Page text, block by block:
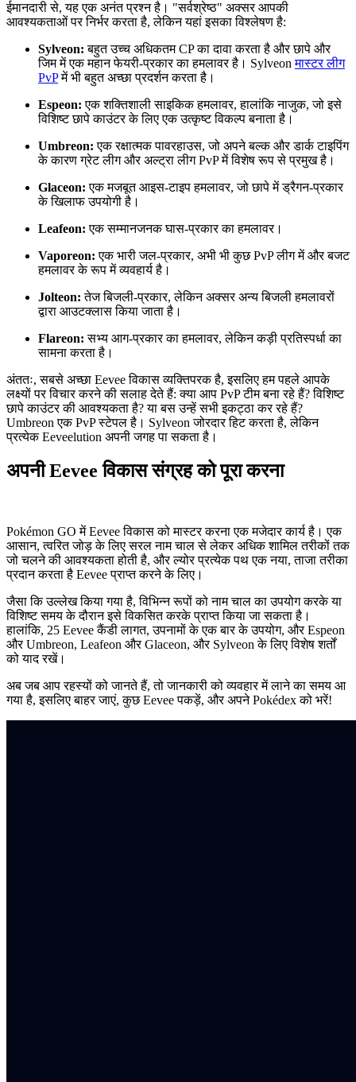
ईमानदारी से, यह एक अनंत प्रश्न है। "सर्वश्रेष्ठ" अक्सर आपकी
आवश्यकताओं पर निर्भर करता है, लेकिन यहां इसका विश्लेषण है:
Sylveon: बहुत उच्च अधिकतम CP का दावा करता है और छापे और
जिम में एक महान फेयरी-प्रकार का हमलावर है। Sylveonमास्टर लीग
PvPमें भी बहुत अच्छा प्रदर्शन करता है।
Espeon: एक शक्तिशाली साइकिक हमलावर, हालांकि नाजुक, जो इसे
विशिष्ट छापे काउंटर के लिए एक उत्कृष्ट विकल्प बनाता है।
Umbreon: एक रक्षात्मक पावरहाउस, जो अपने बल्क और डार्क टाइपिंग
के कारण ग्रेट लीग और अल्ट्रा लीग PvP में विशेष रूप से प्रमुख है।
Glaceon: एक मजबूत आइस-टाइप हमलावर, जो छापे में ड्रैगन-प्रकार
के खिलाफ उपयोगी है।
Leafeon: एक सम्मानजनक घास-प्रकार का हमलावर।
Vaporeon: एक भारी जल-प्रकार, अभी भी कुछ PvP लीग में और बजट
हमलावर के रूप में व्यवहार्य है।
Jolteon: तेज बिजली-प्रकार, लेकिन अक्सर अन्य बिजली हमलावरों
द्वारा आउटक्लास किया जाता है।
Flareon: सभ्य आग-प्रकार का हमलावर, लेकिन कड़ी प्रतिस्पर्धा का
सामना करता है।
अंततः, सबसे अच्छा Eevee विकास व्यक्तिपरक है, इसलिए हम पहले आपके
लक्ष्यों पर विचार करने की सलाह देते हैं: क्या आप PvP टीम बना रहे हैं? विशिष्ट
छापे काउंटर की आवश्यकता है? या बस उन्हें सभी इकट्ठा कर रहे हैं?
Umbreon एक PvP स्टेपल है। Sylveon जोरदार हिट करता है, लेकिन
प्रत्येक Eeveelution अपनी जगह पा सकता है।
अपनी Eevee विकास संग्रह को पूरा करना
Pokémon GO में Eevee विकास को मास्टर करना एक मजेदार कार्य है। एक
आसान, त्वरित जोड़ के लिए सरल नाम चाल से लेकर अधिक शामिल तरीकों तक
जो चलने की आवश्यकता होती है, और ल्योर प्रत्येक पथ एक नया, ताजा तरीका
प्रदान करता है Eevee प्राप्त करने के लिए।
जैसा कि उल्लेख किया गया है, विभिन्न रूपों को नाम चाल का उपयोग करके या
विशिष्ट समय के दौरान इसे विकसित करके प्राप्त किया जा सकता है।
हालांकि, 25 Eevee कैंडी लागत, उपनामों के एक बार के उपयोग, और Espeon
और Umbreon, Leafeon और Glaceon, और Sylveon के लिए विशेष शर्तों
को याद रखें।
अब जब आप रहस्यों को जानते हैं, तो जानकारी को व्यवहार में लाने का समय आ
गया है, इसलिए बाहर जाएं, कुछ Eevee पकड़ें, और अपने Pokédex को भरें!